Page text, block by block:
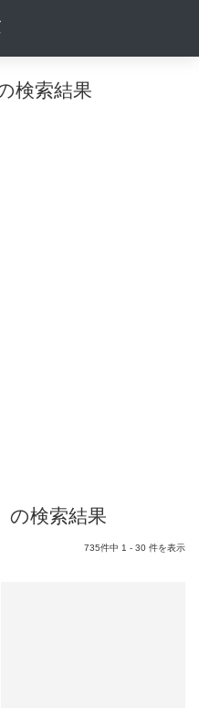
検索結果
の検索結果
735件中 1 - 30 件を表示